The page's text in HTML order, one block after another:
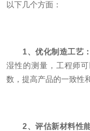
以下几个方面：
1、优化制造工艺：
湿性的测量，工程师
数，提高产品的一致性
2、评估新材料性